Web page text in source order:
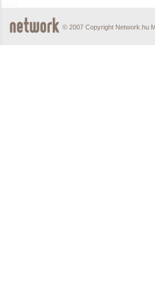
© 2007 Copyright Network.hu